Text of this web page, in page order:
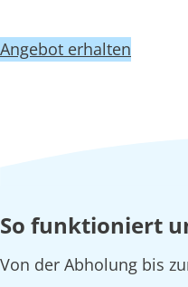
Angebot erhalten
So funktioniert
Von der Abholung bis